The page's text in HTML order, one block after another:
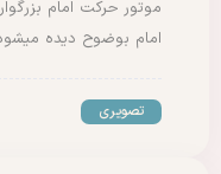
موتور حرکت امام
امام بوضوح دیده میشود.
تصویری